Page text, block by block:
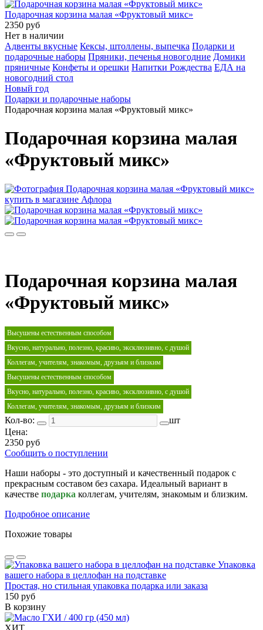
Подарочная корзина малая «Фруктовый микс»
2350 руб
Нет в наличии
Адвенты вкусные Кексы, штоллены, выпечка Подарки и
подарочные наборы Пряники, печенья новогодние Домики
пряничные Конфеты и орешки Напитки Рождества ЕДА на
новогодний стол
Новый год
Подарки и подарочные наборы
Подарочная корзина малая «Фруктовый микс»
Подарочная корзина малая
«Фруктовый микс»
Подарочная корзина малая
«Фруктовый микс»
Высушены естественным способом
Вкусно, натурально, полезно, красиво, эксклюзивно, с душой
Коллегам, учителям, знакомым, друзьям и близким
Высушены естественным способом
Вкусно, натурально, полезно, красиво, эксклюзивно, с душой
Коллегам, учителям, знакомым, друзьям и близким
Кол-во:
шт
Цена:
2350 руб
Сообщить о поступлении
Наши наборы - это доступный и качественный подарок с
прекрасным составом без сахара. Идеальный вариант в
качестве подарка коллегам, учителям, знакомым и близким.
Подробное описание
Похожие товары
Упаковка
вашего набора в целлофан на подставке
Простая, но стильная упаковка подарка или заказа
150 руб
В корзину
ХИТ